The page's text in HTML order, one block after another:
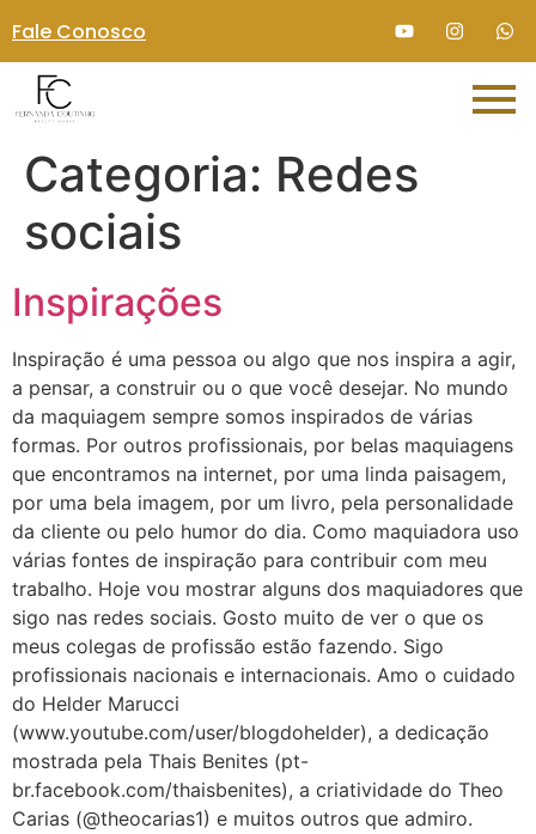
Fale Conosco
Categoria: Redes
sociais
Inspirações
Inspiração é uma pessoa ou algo que nos inspira a agir,
a pensar, a construir ou o que você desejar. No mundo
da maquiagem sempre somos inspirados de várias
formas. Por outros profissionais, por belas maquiagens
que encontramos na internet, por uma linda paisagem,
por uma bela imagem, por um livro, pela personalidade
da cliente ou pelo humor do dia. Como maquiadora uso
várias fontes de inspiração para contribuir com meu
trabalho. Hoje vou mostrar alguns dos maquiadores que
sigo nas redes sociais. Gosto muito de ver o que os
meus colegas de profissão estão fazendo. Sigo
profissionais nacionais e internacionais. Amo o cuidado
do Helder Marucci
(www.youtube.com/user/blogdohelder), a dedicação
mostrada pela Thais Benites (pt-
br.facebook.com/thaisbenites), a criatividade do Theo
Carias (@theocarias1) e muitos outros que admiro.